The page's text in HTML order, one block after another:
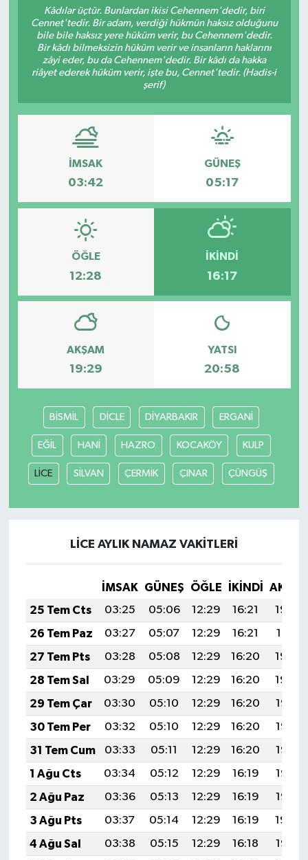
Kâdılar üçtür. Bunlardan ikisi Cehennem'dedir, biri
Cennet'tedir. Bir adam, verdiği hükmün haksız olduğunu
bile bile haksız yere hüküm verir, bu Cehennem'dedir.
Bir kâdı bilmeksizin hüküm verir ve insanların haklarını
zâyi eder, bu da Cehennem'dedir. Bir kâdı da hakka
riâyet ederek hüküm verir, işte bu, Cennet'tedir. (Hadis-i
şerif)
İMSAK
03:42
GÜNEŞ
05:17
ÖĞLE
12:28
İKINDI
16:17
AKŞAM
19:29
YATSI
20:58
BİSMİL DİCLE DİYARBAKIR ERGANİ
EĞİL HANİ HAZRO KOCAKÖY KULP
LİCE SİLVAN ÇERMİK ÇINAR ÇÜNGÜŞ
LİCE AYLIK NAMAZ VAKITLERI
İMSAK GÜNEŞ ÖĞLE İKINDI
25 Tem Cts
03:25 05:06 12:29 16:21
19:42
26 Tem Paz
03:27 05:07 12:29 16:21
19:41
27 Tem Pts
03:28 05:08 12:29 16:20
19:40
28 Tem Sal
03:29 05:09 12:29 16:20
19:39
29 Tem Çar
03:30 05:10 12:29 16:20
19:38
30 Tem Per
03:32 05:10 12:29 16:20
19:37
31 Tem Cum
03:33 05:11 12:29 16:20
19:37
1 Ağu Cts
03:34 05:12 12:29 16:19
19:36
2 Ağu Paz
03:36 05:13 12:29 16:19
19:35
3 Ağu Pts
03:37 05:14 12:29 16:19
19:34
4 Ağu Sal
03:38 05:15 12:29 16:18
19:32